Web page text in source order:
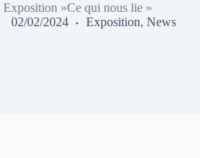
Exposition »Ce qui nous lie »
02/02/2024
Exposition,News